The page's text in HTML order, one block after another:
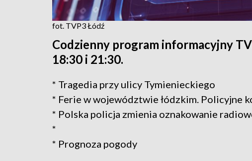
fot. TVP3 Łódź
Codzienny program informacyjny
18:30 i 21:30.
* Tragedia przy ulicy Tymienieckiego
* Ferie w województwie łódzkim. Policyjne
* Polska policja zmienia oznakowanie
*
* Prognoza pogody